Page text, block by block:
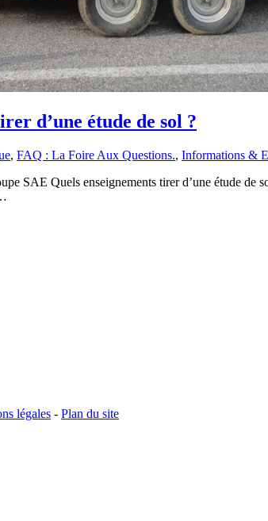
d’une étude de sol ?
, FAQ : La Foire Aux Questions., Informations &
SAE Quels enseignements tirer d’une étude de
légales - Plan du site